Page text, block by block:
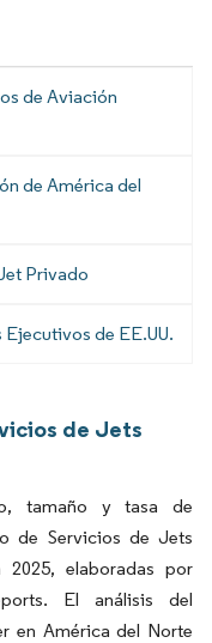
de Aviación
de América del
Privado
de EE.UU.
de Jets
tamaño y tasa de
de Servicios de Jets
elaboradas por
El análisis del
en América del Norte